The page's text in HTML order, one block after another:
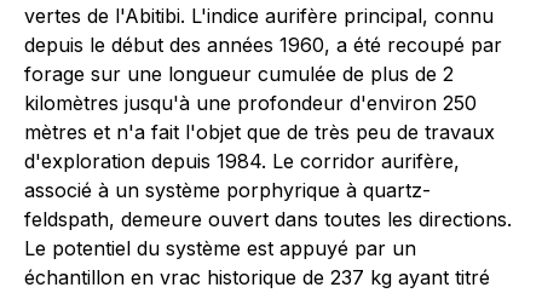
vertes de l'Abitibi. L'indice aurifère principal, connu
depuis le début des années 1960, a été recoupé par
forage sur une longueur cumulée de plus de 2
kilomètres jusqu'à une profondeur d'environ 250
mètres et n'a fait l'objet que de très peu de travaux
d'exploration depuis 1984. Le corridor aurifère,
associé à un système porphyrique à quartz-
feldspath, demeure ouvert dans toutes les directions.
Le potentiel du système est appuyé par un
échantillon en vrac historique de 237 kg ayant titré